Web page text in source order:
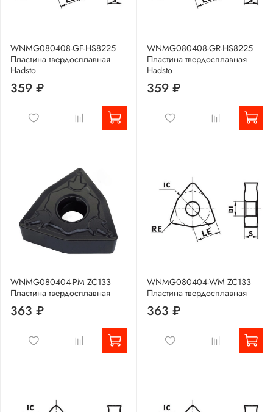
WNMG080408-GF-HS8225
Пластина твердосплавная
Hadsto
359 ₽
WNMG080408-GR-HS8225
Пластина твердосплавная
Hadsto
359 ₽
WNMG080404-PM ZC133
Пластина твердосплавная
363 ₽
WNMG080404-WM ZC133
Пластина твердосплавная
363 ₽